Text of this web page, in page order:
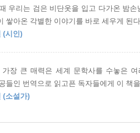
요한 소음 속을 끝없이 끝없이 미끄러지
거운 륙색을 메고 장거리 등반을 하면
었다. 겨우내 배우고, 겨우내 몸을 만든 끝
어니스트 헤밍웨이 l 슈룬스에서 보낸 겨울 -
원문을 누구보다 깊이 이해하는 역자
름다움을 함께 담고 있는 정수들이다.
면, 어느새 각 작품 전체를 그려볼 수
되는 황홀한 경험도 함께.
음애서 낮의 사랑까지 12개의 주제, 52개의
가들의 진지한 사유와 삶을 바라보는 시
우리는 검은 비단옷을 입고 다가온 밤
쌓아온 각별한 이야기를 바로 세우게 된
(시인)
가장 큰 매력은 세계 문학사를 수놓은
들인 번역으로 읽고픈 독자들에게 이 책
(소설가)